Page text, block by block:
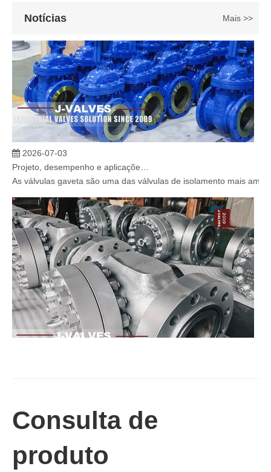
Notícias Mais >>
As válvulas gaveta são uma das válvulas de isolamento mais
Em sistemas de tubulações industriais, evitar o fluxo reverso é
Consulta de
produto